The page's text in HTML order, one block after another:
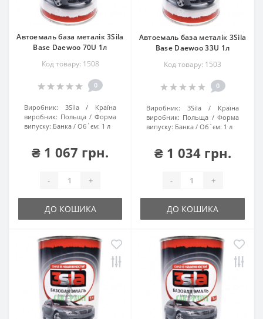
Автоемаль база металік 3Sila
Base Daewoo 70U 1л
Код товару: 1508
0
Виробник: 3Sila
Країна
виробник: Польща
Форма
випуску: Банка Об`єм: 1 л
₴ 1 067 грн.
- +
ДО КОШИКА
Автоемаль база металік 3Sila
Base Daewoo 33U 1л
Код товару: 1503
0
Виробник: 3Sila
Країна
виробник: Польща
Форма
випуску: Банка Об`єм: 1 л
₴ 1 034 грн.
- +
ДО КОШИКА